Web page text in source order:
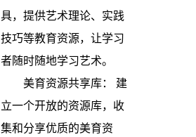
具，提供艺术理论、实践
技巧等教育资源，让学习
者随时随地学习艺术。
美育资源共享库： 建
立一个开放的资源库，收
集和分享优质的美育资